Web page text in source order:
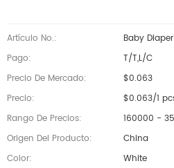
Artículo No.:
Baby Diaper
Pago:
T/T,L/C
Precio De Mercado:
$0.063
Precio:
$0.063/1
Rango De Precios:
160000 -
Origen Del Producto:
China
Color:
White